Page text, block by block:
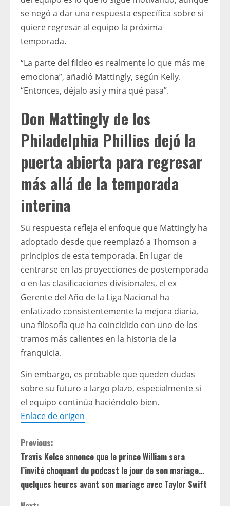
se negó a dar una respuesta específica sobre si
quiere regresar al equipo la próxima
temporada.
“La parte del fildeo es realmente lo que más me
emociona”, añadió Mattingly, según Kelly.
“Entonces, déjalo así y mira qué pasa”.
Don Mattingly de los
Philadelphia Phillies dejó la
puerta abierta para regresar
más allá de la temporada
interina
Su respuesta refleja el enfoque que Mattingly ha
adoptado desde que reemplazó a Thomson a
principios de esta temporada. En lugar de
centrarse en las proyecciones de postemporada
o en las clasificaciones divisionales, el ex
Gerente del Año de la Liga Nacional ha
enfatizado consistentemente la mejora diaria,
una filosofía que ha coincidido con uno de los
tramos más calientes en la historia de la
franquicia.
Sin embargo, es probable que queden dudas
sobre su futuro a largo plazo, especialmente si
el equipo continúa haciéndolo bien.
Enlace de origen
C
o
n
Previous:
Travis Kelce annonce que le prince William sera
l’invité choquant du podcast le jour de son mariage…
quelques heures avant son mariage avec Taylor Swift